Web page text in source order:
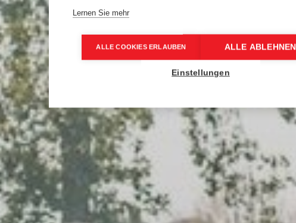
Lernen Sie mehr
ALLE COOKIES ERLAUBEN ALLE ABLEHNEN
Einstellungen